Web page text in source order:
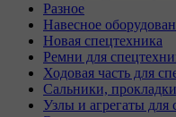
Разное
Навесное
Новая спецтехника
Ремни для
Ходовая часть для
Сальники,
Узлы и агрегаты для